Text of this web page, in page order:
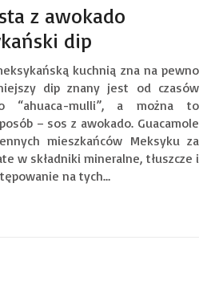
z awokado
dip
kuchnią zna na pewno
dip znany jest od czasów
“ahuaca-mulli”, a można to
– sos z awokado. Guacamole
mieszkańców Meksyku za
w składniki mineralne, tłuszcze i
na tych…